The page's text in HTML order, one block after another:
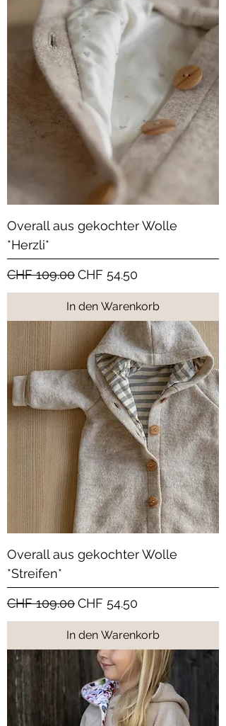
Overall aus gekochter Wolle
*Herzli*
Standardpreis
CHF 109.00Sale-Preis
CHF 54.50
In den Warenkorb
Overall aus gekochter Wolle
*Streifen*
Standardpreis
CHF 109.00Sale-Preis
CHF 54.50
In den Warenkorb